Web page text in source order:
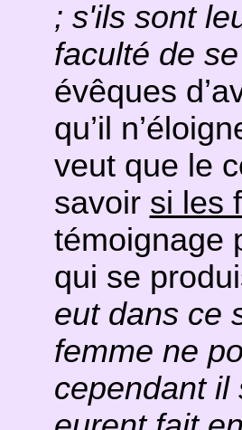
; s'ils sont
faculté de
évêques
qu’il
veut que le
savoir si les
témoignage
qui se
eut dans ce
femme ne
cependant il